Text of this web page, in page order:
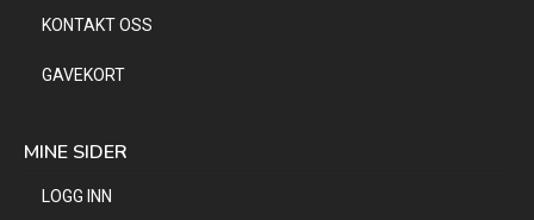
KONTAKT OSS
GAVEKORT
MINE SIDER
LOGG INN